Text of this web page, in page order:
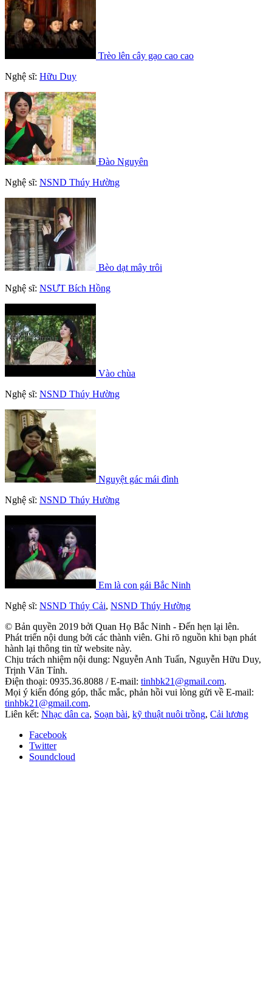
Trèo lên cây gạo cao cao
Nghệ sĩ: Hữu Duy
Đào Nguyên
Nghệ sĩ: NSND Thúy Hường
Bèo dạt mây trôi
Nghệ sĩ: NSƯT Bích Hồng
Vào chùa
Nghệ sĩ: NSND Thúy Hường
Nguyệt gác mái đình
Nghệ sĩ: NSND Thúy Hường
Em là con gái Bắc Ninh
Nghệ sĩ: NSND Thúy Cải, NSND Thúy Hường
© Bản quyền 2019 bởi Quan Họ Bắc Ninh - Đến hẹn lại lên.
Phát triển nội dung bởi các thành viên. Ghi rõ nguồn khi bạn phát
hành lại thông tin từ website này.
Chịu trách nhiệm nội dung: Nguyễn Anh Tuấn, Nguyễn Hữu Duy,
Trịnh Văn Tỉnh.
Điện thoại: 0935.36.8088 / E-mail: tinhbk21@gmail.com.
Mọi ý kiến đóng góp, thắc mắc, phản hồi vui lòng gửi về E-mail:
tinhbk21@gmail.com.
Liên kết: Nhạc dân ca, Soạn bài, kỹ thuật nuôi trồng, Cải lương
Facebook
Twitter
Soundcloud